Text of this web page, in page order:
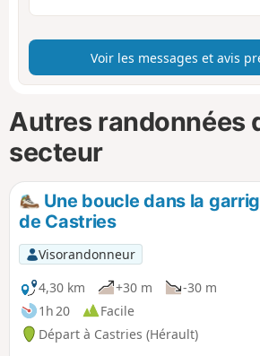
Voir les messages et avis
Autres randonnées
secteur
Une boucle dans la
de Castries
Visorandonneur
4,30 km
+30 m
-30 m
1h 20
Facile
Départ à Castries (Hérault)